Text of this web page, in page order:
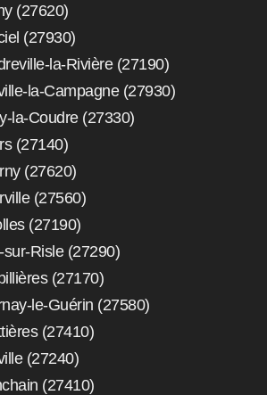
(27620)
(27930)
la-Rivière (27190)
la-Campagne (27930)
la-Coudre (27330)
(27140)
(27620)
(27560)
(27190)
Risle (27290)
(27170)
le-Guérin (27580)
(27410)
(27240)
(27410)